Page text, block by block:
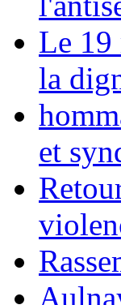
Le 19
la
et